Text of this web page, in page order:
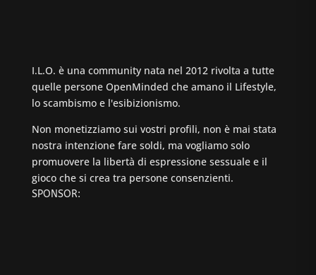
I.L.O. è una community nata nel 2012 rivolta a tutte
quelle persone OpenMinded che amano il Lifestyle,
lo scambismo e l'esibizionismo.
Non monetizziamo sui vostri profili, non è mai stata
nostra intenzione fare soldi, ma vogliamo solo
promuovere la libertà di espressione sessuale e il
gioco che si crea tra persone consenzienti.
SPONSOR: